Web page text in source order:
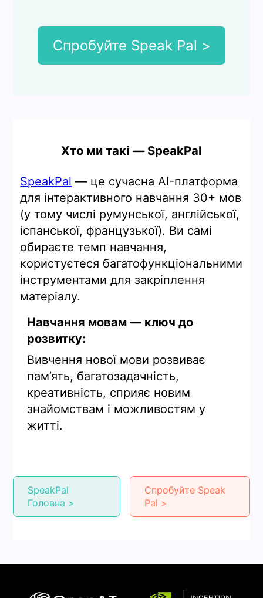
Спробуйте Speak Pal >
Хто ми такі — SpeakPal
SpeakPal — це сучасна AI-платформа
для інтерактивного навчання 30+ мов
(у тому числі румунської, англійської,
іспанської, французької). Ви самі
обираєте темп навчання,
користуєтеся багатофункціональними
інструментами для закріплення
матеріалу.
Навчання мовам — ключ до
розвитку:
Вивчення нової мови розвиває
пам’ять, багатозадачність,
креативність, сприяє новим
знайомствам і можливостям у
житті.
SpeakPal
Головна >
Спробуйте Speak
Pal >